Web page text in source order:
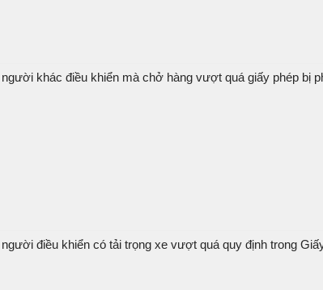
khác điều khiển mà chở hàng vượt quá giấy phép bị
điều khiển có tải trọng xe vượt quá quy định trong